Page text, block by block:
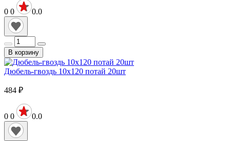
0 0 0.0
В корзину
Дюбель-гвоздь 10х120 потай 20шт
484 ₽
0 0 0.0